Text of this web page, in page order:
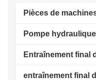
Pièces de
Pompe
Entraînement final
entraînement final